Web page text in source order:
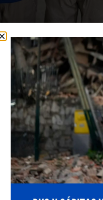
tres días con
Industrias Maros,
Natukids, una
que se desarrolló
llenas de
Maros, C.A., Nairo
la empresa con el
como Recursos
diseñamos un plan
Díaz.
de